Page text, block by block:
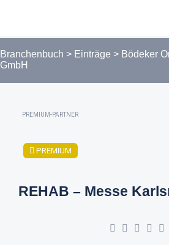
Branchenbuch > Einträge > Bödeker
GmbH
PREMIUM-PARTNER
PREMIUM
REHAB – Messe